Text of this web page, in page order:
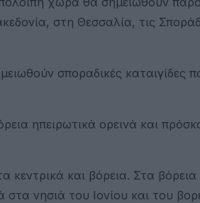
στη Θεσσαλία, τις
σποραδικές καταιγίδες
ηπειρωτικά ορεινά και
κεντρικά και βόρεια. Στα
νησιά του Ιονίου και του